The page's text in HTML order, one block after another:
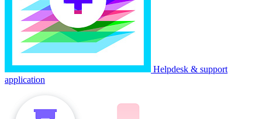
Helpdesk & support
application